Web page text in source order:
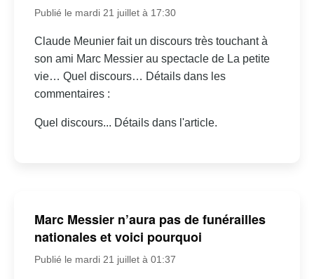
Publié le mardi 21 juillet à 17:30
Claude Meunier fait un discours très touchant à
son ami Marc Messier au spectacle de La petite
vie… Quel discours… Détails dans les
commentaires :
Quel discours... Détails dans l'article.
Marc Messier n’aura pas de funérailles
nationales et voici pourquoi
Publié le mardi 21 juillet à 01:37